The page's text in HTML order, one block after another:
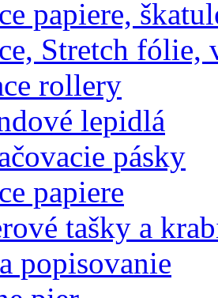
papiere,
Stretch fólie,
rollery
lepidlá
pásky
papiere
tašky a
popisovanie